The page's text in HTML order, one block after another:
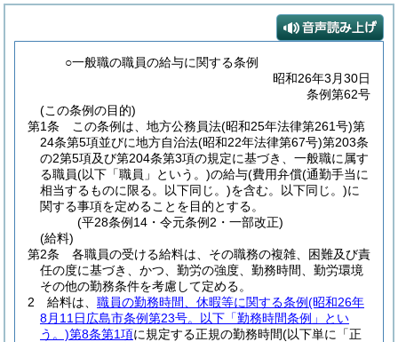
○一般職の職員の給与に関する条例
昭和26年3月30日
条例第62号
(この条例の目的)
第1条
この条例は、地方公務員法(昭和25年法律第261号)第
24条第5項並びに地方自治法(昭和22年法律第67号)第203条
の2第5項及び第204条第3項の規定に基づき、一般職に属す
る職員(以下「職員」という。)の給与(費用弁償(通勤手当に
相当するものに限る。以下同じ。)を含む。以下同じ。)に
関する事項を定めることを目的とする。
(平28条例14・令元条例2・一部改正)
(給料)
第2条
各職員の受ける給料は、その職務の複雑、困難及び責
任の度に基づき、かつ、勤労の強度、勤務時間、勤労環境
その他の勤務条件を考慮して定める。
2
給料は、 職員の勤務時間、休暇等に関する条例(昭和26年
8月11日広島市条例第23号。以下「勤務時間条例」とい
う。)第8条第1項に規定する正規の勤務時間(以下単に「正